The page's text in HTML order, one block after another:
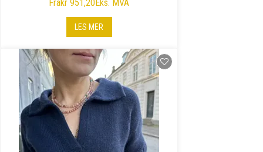
Frakr 951,20 Eks. MVA
LES MER